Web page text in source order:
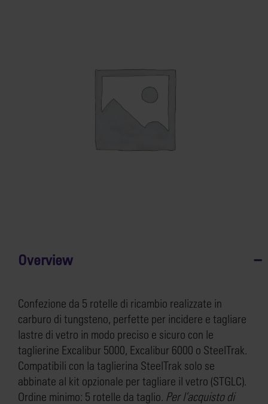
Overview
Confezione da 5 rotelle di ricambio realizzate in
carburo di tungsteno, perfette per incidere e tagliare
lastre di vetro in modo preciso e sicuro con le
taglierine Excalibur 5000, Excalibur 6000 o SteelTrak.
Compatibili con la taglierina SteelTrak solo se
abbinate al kit opzionale per tagliare il vetro (STGLC).
Ordine minimo: 5 rotelle da taglio. Per l’acquisto di